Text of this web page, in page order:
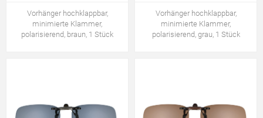
Vorhänger hochklappbar,
minimierte Klammer,
polarisierend, braun, 1 Stück
Vorhänger hochklappbar,
minimierte Klammer,
polarisierend, grau, 1 Stück